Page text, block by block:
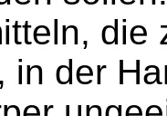
die
in der